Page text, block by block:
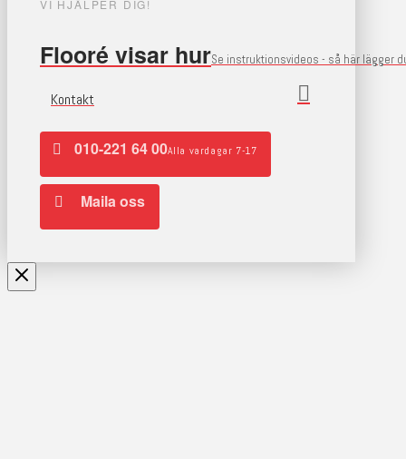
VI HJÄLPER DIG!
Flooré visar hurSe instruktionsvideos - så här lägger
Kontakt
010-221 64 00Alla vardagar 7-17
Maila oss